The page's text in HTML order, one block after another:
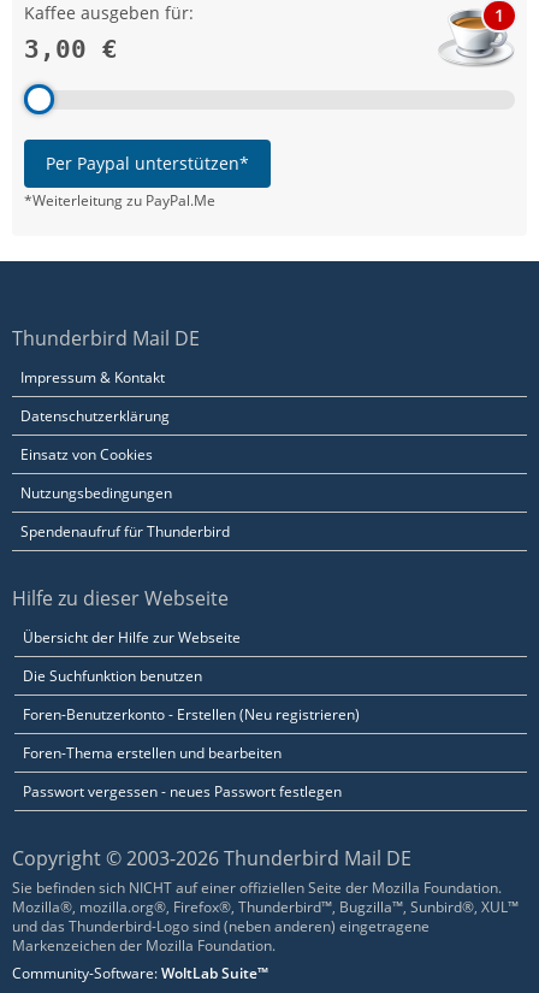
Kaffee ausgeben für:
3,00 €
1
Per Paypal unterstützen*
*Weiterleitung zu PayPal.Me
Thunderbird Mail DE
Impressum & Kontakt
Datenschutzerklärung
Einsatz von Cookies
Nutzungsbedingungen
Spendenaufruf für Thunderbird
Hilfe zu dieser Webseite
Übersicht der Hilfe zur Webseite
Die Suchfunktion benutzen
Foren-Benutzerkonto - Erstellen (Neu registrieren)
Foren-Thema erstellen und bearbeiten
Passwort vergessen - neues Passwort festlegen
Copyright © 2003-2026 Thunderbird Mail DE
Sie befinden sich NICHT auf einer offiziellen Seite der Mozilla Foundation.
Mozilla®, mozilla.org®, Firefox®, Thunderbird™, Bugzilla™, Sunbird®, XUL™
und das Thunderbird-Logo sind (neben anderen) eingetragene
Markenzeichen der Mozilla Foundation.
Community-Software:WoltLab Suite™